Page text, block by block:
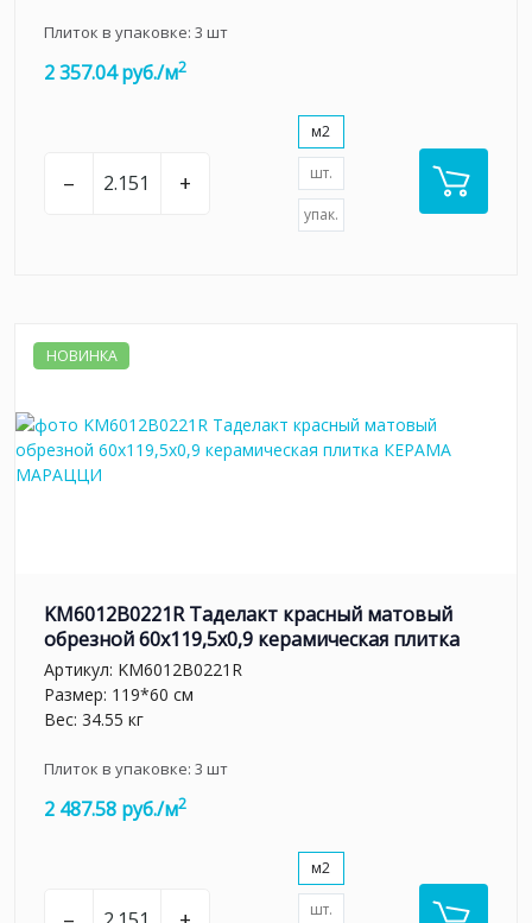
Плиток в упаковке: 3 шт
2 357.04 руб./м2
– +
м2
шт.
упак.
НОВИНКА
KM6012B0221R Таделакт красный матовый
обрезной 60x119,5x0,9 керамическая плитка
Артикул: KM6012B0221R
Размер: 119*60 см
Вес: 34.55 кг
Плиток в упаковке: 3 шт
2 487.58 руб./м2
м2
шт.